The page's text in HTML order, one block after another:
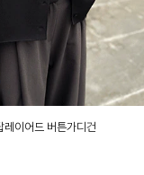
레이어드 버튼가디건